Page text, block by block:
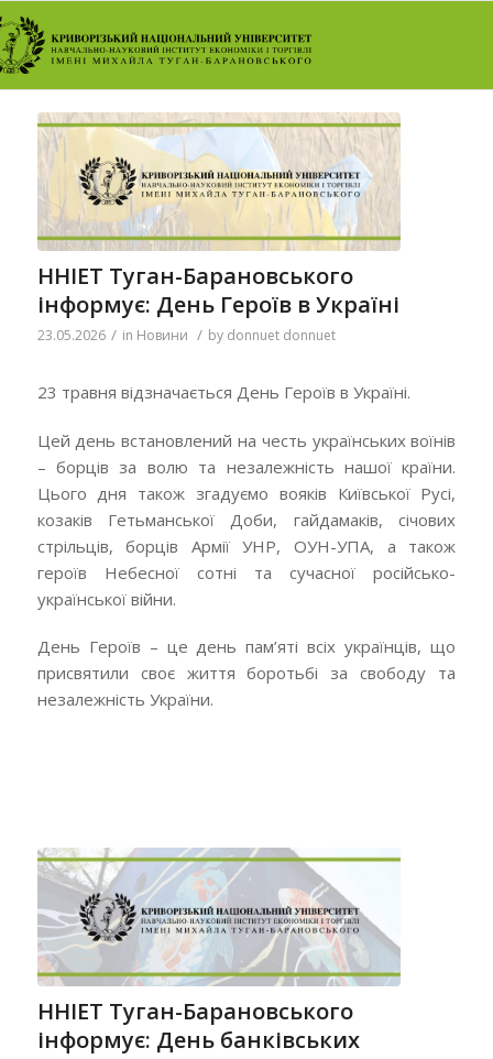
ННІЕТ Туган-Барановського
інформує: День Героїв в Україні
23.05.2026 / in Новини / by donnuet donnuet
23 травня відзначається День Героїв в Україні.
Цей день встановлений на честь українських воїнів
– борців за волю та незалежність нашої країни.
Цього дня також згадуємо вояків Київської Русі,
козаків Гетьманської Доби, гайдамаків, січових
стрільців, борців Армії УНР, ОУН-УПА, а також
героїв Небесної сотні та сучасної російсько-
української війни.
День Героїв – це день пам’яті всіх українців, що
присвятили своє життя боротьбі за свободу та
незалежність України.
ННІЕТ Туган-Барановського
інформує: День банківських